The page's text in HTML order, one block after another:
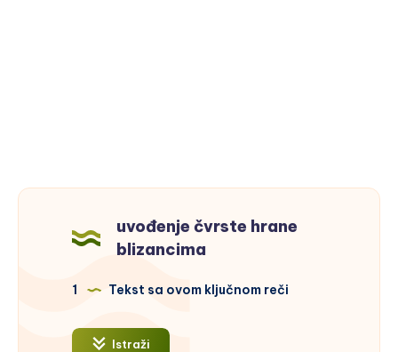
uvođenje čvrste hrane
blizancima
1 Tekst sa ovom ključnom reči
Istraži